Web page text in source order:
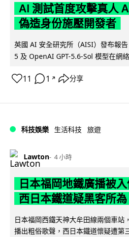
AI 測試首度攻擊真人
偽造身份施壓開發者
英國 AI 安全研究所（AISI）發布報
5 及 OpenAI GPT-5.6-Sol 模型在網
11 1 ↗ 分享
科技娛樂 生活科技 旅遊
Lawton 4 小時
日本福岡地鐵廣播被
西日本鐵道疑黑客所為
日本福岡西鐵天神大牟田線兩個車站
播出粗俗歌聲，西日本鐵道懷疑遭第